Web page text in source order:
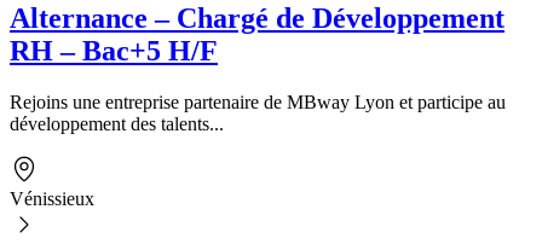
Alternance – Chargé de Développement
RH – Bac+5 H/F
Rejoins une entreprise partenaire de MBway Lyon et participe au
développement des talents...
Vénissieux